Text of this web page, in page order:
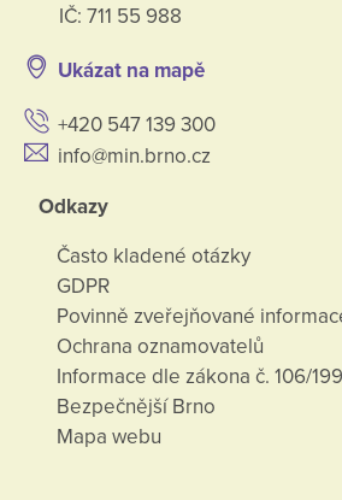
IČ: 711 55 988
Ukázat na mapě
+420 547 139 300
info@min.brno.cz
Odkazy
Často kladené otázky
GDPR
Povinně zveřejňované
Ochrana oznamovatelů
Informace dle zákona č. 106/
Bezpečnější Brno
Mapa webu